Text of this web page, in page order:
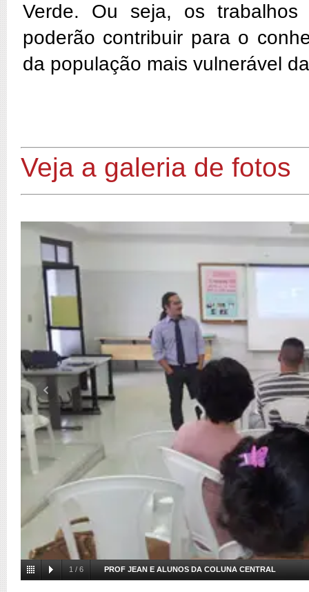
Verde. Ou seja, os trabalhos
poderão contribuir para o
da população mais vulnerável
Veja a galeria de fotos
1 / 6 PROF JEAN E ALUNOS DA COLUNA CENTRAL